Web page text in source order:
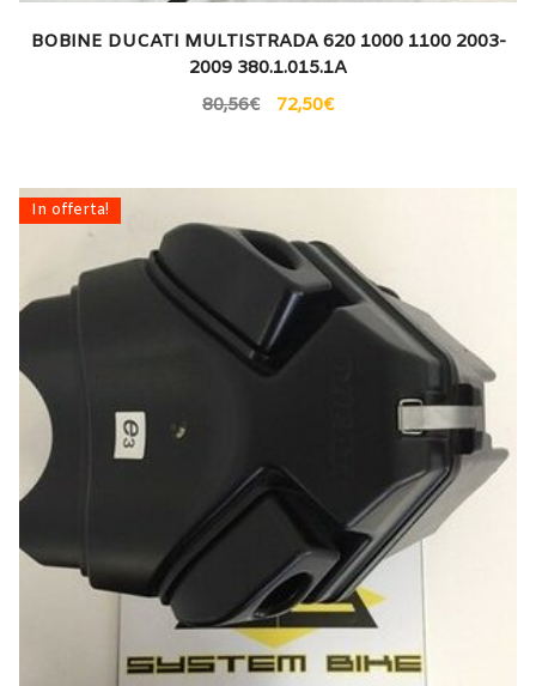
BOBINE DUCATI MULTISTRADA 620 1000 1100 2003-
2009 380.1.015.1A
80,56€ 72,50€
In offerta!